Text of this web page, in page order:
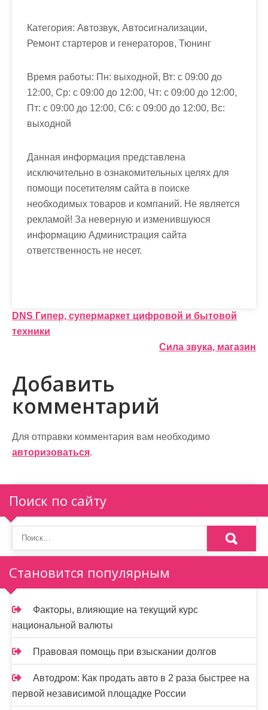
Категория: Автозвук, Автосигнализации,
Ремонт стартеров и генераторов, Тюнинг
Время работы: Пн: выходной, Вт: с 09:00 до
12:00, Ср: с 09:00 до 12:00, Чт: с 09:00 до 12:00,
Пт: с 09:00 до 12:00, Сб: с 09:00 до 12:00, Вс:
выходной
Данная информация представлена
исключительно в ознакомительных целях для
помощи посетителям сайта в поиске
необходимых товаров и компаний. Не является
рекламой! За неверную и изменившуюся
информацию Администрация сайта
ответственность не несет.
Н
а
и
г
а
ц
я
п
о
з
а
п
и
с
я
м
DNS Гипер, супермаркет цифровой и бытовой
техники
Сила звука, магазин
Добавить
комментарий
Для отправки комментария вам необходимо
авторизоваться.
Поиск по сайту
Становится популярным
Факторы, влияющие на текущий курс
национальной валюты
Правовая помощь при взыскании долгов
Автодром: Как продать авто в 2 раза быстрее на
первой независимой площадке России